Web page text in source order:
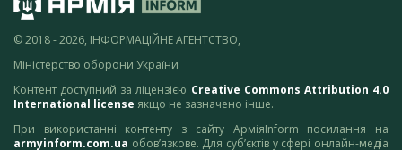
© 2018 - 2026, ІНФОРМАЦІЙНЕ АГЕНТСТВО,
Міністерство оборони України
Контент доступний за ліцензією Creative Commons Attribution 4.0
International license якщо не зазначено інше.
При використанні контенту з сайту АрміяInform посилання на
armyinform.com.ua обов’язкове. Для суб’єктів у сфері онлайн-медіа